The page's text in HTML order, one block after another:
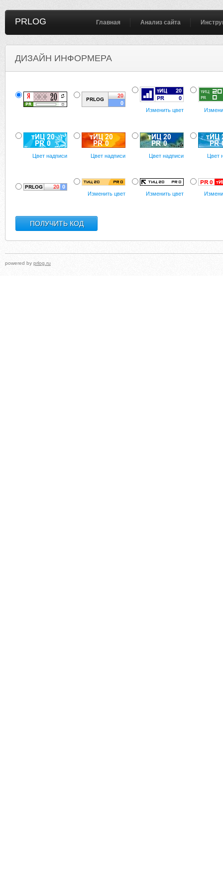
PRLOG Главная Анализ сайта
ДИЗАЙН ИНФОРМЕРА
Изменить цвет
Цвет надписи Цвет надписи Цвет надписи Цвет
Изменить цвет Изменить цвет
powered by prlog.ru